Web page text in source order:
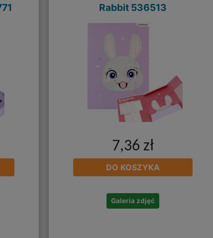
Rabbit 536513
7,36 zł
DO KOSZYKA
Galeria zdjęć